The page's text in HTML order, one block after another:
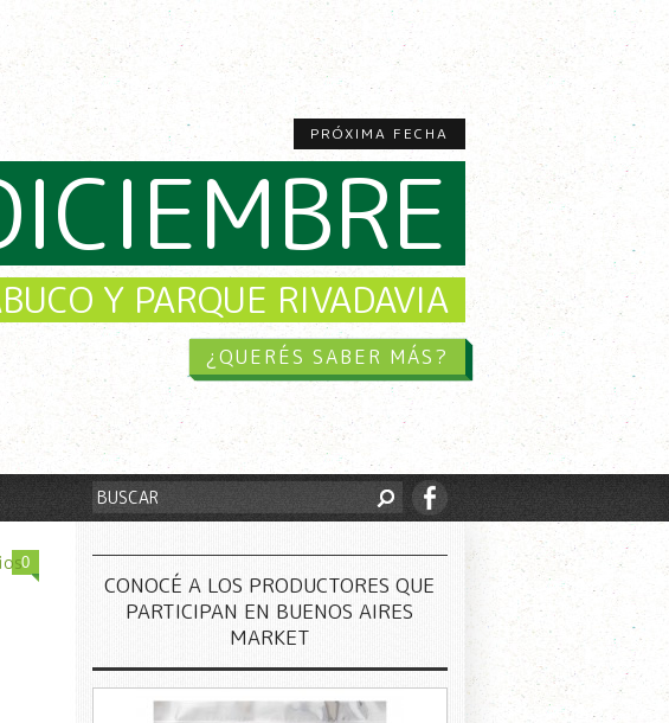
PRÓXIMA FECHA
Y PARQUE RIVADAVIA
¿QUERÉS SABER MÁS?
0
CONOCÉ A LOS PRODUCTORES QUE
PARTICIPAN EN BUENOS AIRES
MARKET